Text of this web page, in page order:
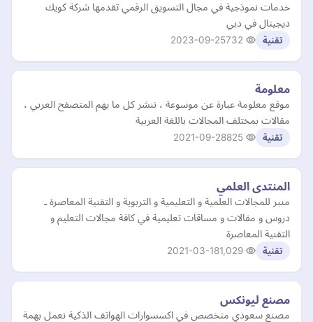
خدمات نموذجية في مجال التسويق الرقمي تقدمها شركة كويك
ديجيتال في دبي
تقنية 2023-09-25
معلومة
موقع معلومة عبارة عن موسوعة ، ننشر كل ما يهم المتصفح العربي ،
مقالات بمختلف المجالات باللغة العربية
تقنية 2021-09-28
المنتدى العلمي
منبر للمجالات العلمية و التعليمية و التربوية و التقنية المعاصرة ـ
دروس و مقالات و مساقات تعليمية في كافة مجالات التعليم و
التقنية المعاصرة
تقنية 2021-03-18
مصنع ليونكس
مصنع سعودي متخصص في اكسسوارات الهواتف الذكية نعمل بهمة